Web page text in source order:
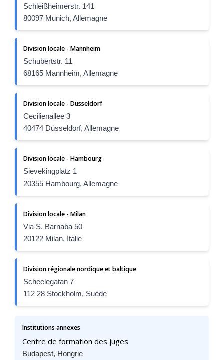
Schleißheimerstr. 141
80097 Munich, Allemagne
Division locale - Mannheim
Schubertstr. 11
68165 Mannheim, Allemagne
Division locale - Düsseldorf
Cecilienallee 3
40474 Düsseldorf, Allemagne
Division locale - Hambourg
Sievekingplatz 1
20355 Hambourg, Allemagne
Division locale - Milan
Via S. Barnaba 50
20122 Milan, Italie
Division régionale nordique et baltique
Scheelegatan 7
112 28 Stockholm, Suède
Institutions annexes
Centre de formation des juges
Budapest, Hongrie